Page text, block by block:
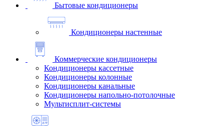
Бытовые кондиционеры
Кондиционеры настенные
Коммерческие кондиционеры
Кондиционеры кассетные
Кондиционеры колонные
Кондиционеры канальные
Кондиционеры напольно-потолочные
Мультисплит-системы